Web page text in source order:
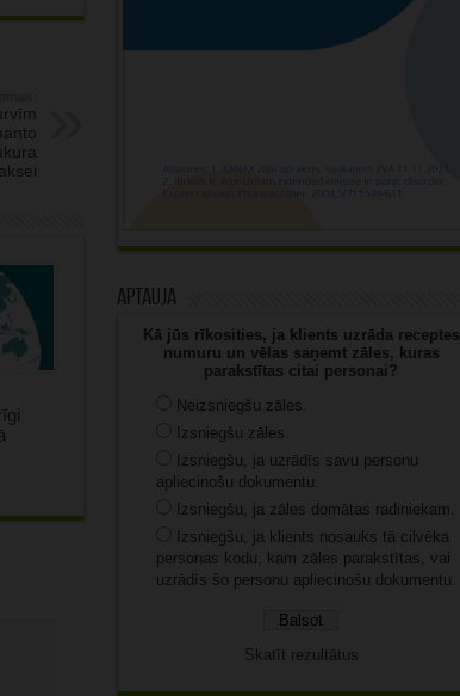
Aptauja
Kā jūs rīkosities, ja klients uzrāda receptes
numuru un vēlas saņemt zāles, kuras
parakstītas citai personai?
Neizsniegšu zāles.
Izsniegšu zāles.
Izsniegšu, ja uzrādīs savu personu
apliecinošu dokumentu.
Izsniegšu, ja zāles domātas radiniekam.
Izsniegšu, ja klients nosauks tā cilvēka
personas kodu, kam zāles parakstītas, vai
uzrādīs šo personu apliecinošu dokumentu.
Skatīt rezultātus